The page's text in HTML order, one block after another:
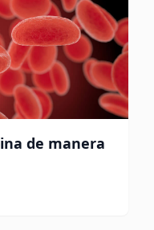
de manera